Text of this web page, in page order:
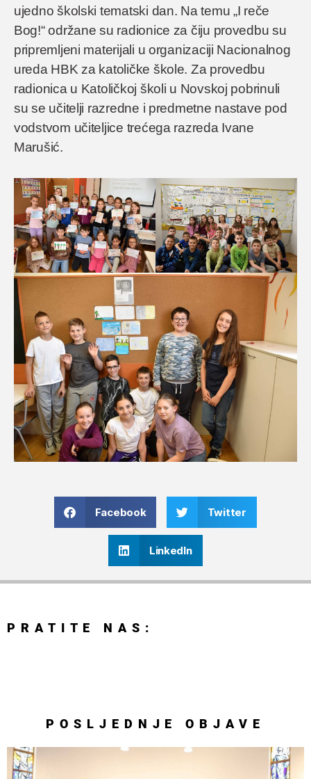
ujedno školski tematski dan. Na temu „I reče
Bog!“ održane su radionice za čiju provedbu su
pripremljeni materijali u organizaciji Nacionalnog
ureda HBK za katoličke škole. Za provedbu
radionica u Katoličkoj školi u Novskoj pobrinuli
su se učitelji razredne i predmetne nastave pod
vodstvom učiteljice trećega razreda Ivane
Marušić.
Facebook Twitter
LinkedIn
PRATITE NAS:
POSLJEDNJE OBJAVE